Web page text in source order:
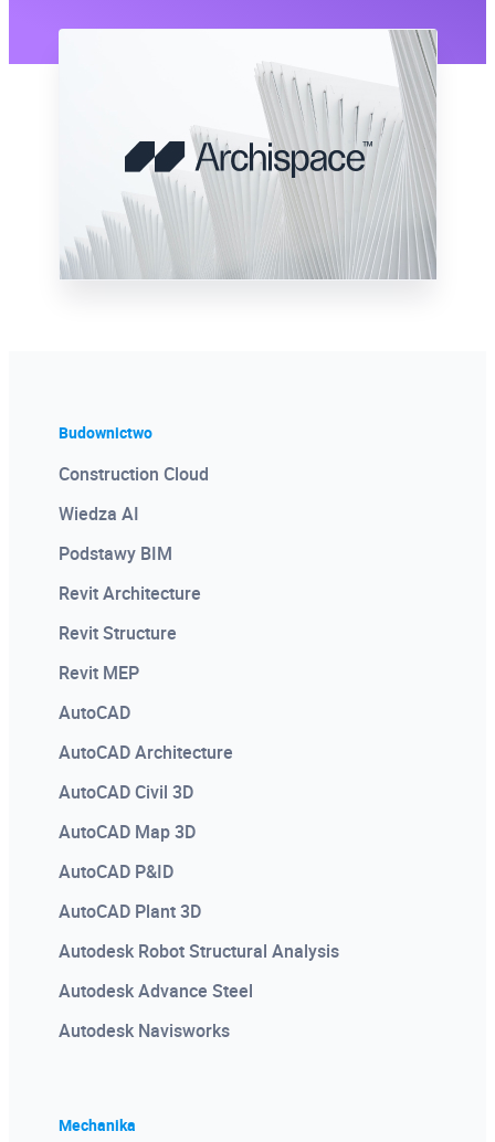
1300 unikalnych filmów
instruktażowych
Gigantyczna wiedza zgromadzona na
kanale youtube PROCAD. Nagrania
wydarzeń i specjalnie tworzony materiał
Więcej
Certyfikat Pochodzenia
Certyfikat potwierdzający legalność
oprogramowania. Dobry materiał
Budownictwo
Construction Cloud
Wiedza AI
Podstawy BIM
Revit Architecture
Revit Structure
Revit MEP
AutoCAD
AutoCAD Architecture
AutoCAD Civil 3D
AutoCAD Map 3D
AutoCAD P&ID
AutoCAD Plant 3D
Autodesk Robot Structural Analysis
Autodesk Advance Steel
Autodesk Navisworks
Mechanika